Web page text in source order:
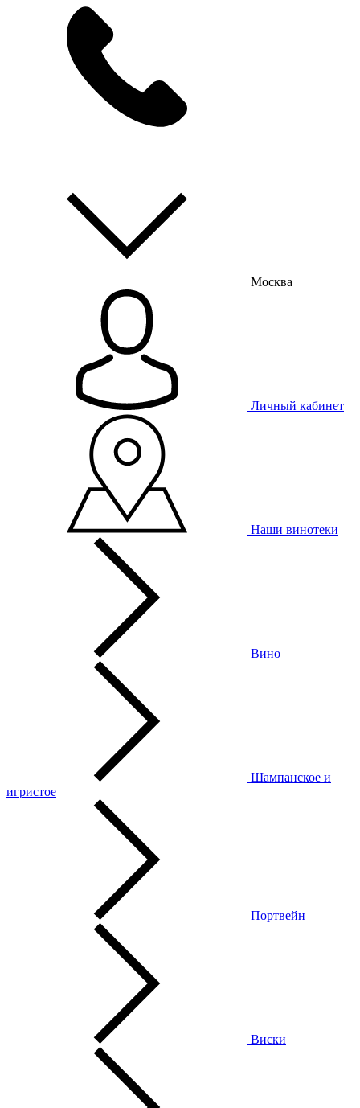
Москва
Личный кабинет
Наши винотеки
Вино
Шампанское и
игристое
Портвейн
Виски